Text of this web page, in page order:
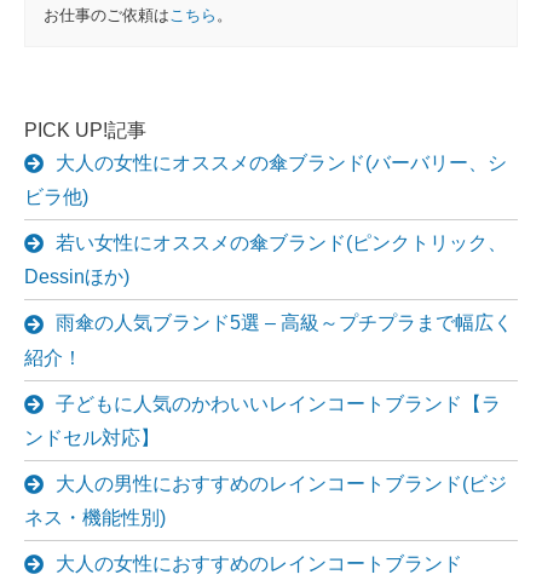
お仕事のご依頼は こちら 。
PICK UP!記事
大人の女性にオススメの傘ブランド(バーバリー、シ
ビラ他)
若い女性にオススメの傘ブランド(ピンクトリック、
Dessinほか)
雨傘の人気ブランド5選 – 高級～プチプラまで幅広く
紹介！
子どもに人気のかわいいレインコートブランド【ラ
ンドセル対応】
大人の男性におすすめのレインコートブランド(ビジ
ネス・機能性別)
大人の女性におすすめのレインコートブランド